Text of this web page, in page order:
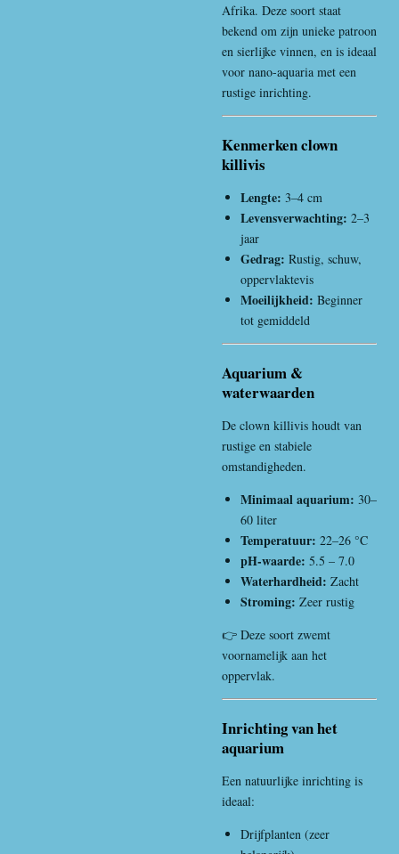
Afrika. Deze soort staat
bekend om zijn unieke patroon
en sierlijke vinnen, en is ideaal
voor nano-aquaria met een
rustige inrichting.
Kenmerken clown
killivis
Lengte: 3–4 cm
Levensverwachting: 2–3
jaar
Gedrag: Rustig, schuw,
oppervlaktevis
Moeilijkheid: Beginner
tot gemiddeld
Aquarium &
waterwaarden
De clown killivis houdt van
rustige en stabiele
omstandigheden.
Minimaal aquarium: 30–
60 liter
Temperatuur: 22–26 °C
pH-waarde: 5.5 – 7.0
Waterhardheid: Zacht
Stroming: Zeer rustig
👉 Deze soort zwemt
voornamelijk aan het
oppervlak.
Inrichting van het
aquarium
Een natuurlijke inrichting is
ideaal:
Drijfplanten (zeer